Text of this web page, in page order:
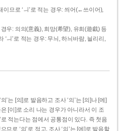
이므로 ‘ㅢ’로 적는 경우: 씌어(←쓰이어),
우: 의의(意義), 희망(希望), 유희(遊戱) 등
ㅢ’로 적는 경우: 무늬, 하늬바람, 늴리리,
’는 [의]로 발음하고 조사 ‘의’는 [의]나 [에]
[이]로 소리 나는 경우가 아니라서 이 조
로 적는다는 점에서 공통점이 있다. 즉 첫음
므로 ‘의’로 적고, 조사 ‘의’는 [에]로 발음할